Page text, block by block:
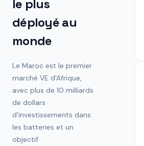
le plus
déployé au
monde
Le Maroc est le premier
marché VE d'Afrique,
avec plus de 10 milliards
de dollars
d'investissements dans
les batteries et un
objectif